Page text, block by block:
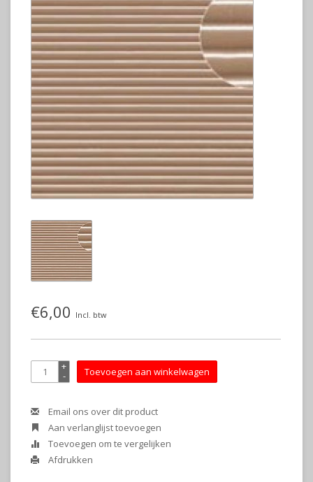
€6,00 Incl. btw
+
- Toevoegen aan winkelwagen
Email ons over dit product
Aan verlanglijst toevoegen
Toevoegen om te vergelijken
Afdrukken